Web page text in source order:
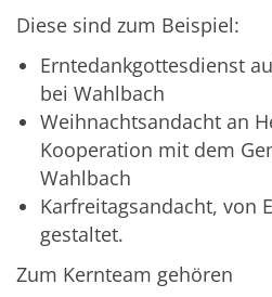
Diese sind zum Beispiel:
Erntedankgottesdienst
bei Wahlbach
Weihnachtsandacht an
Kooperation mit dem
Wahlbach
Karfreitagsandacht, von
gestaltet.
Zum Kernteam gehören